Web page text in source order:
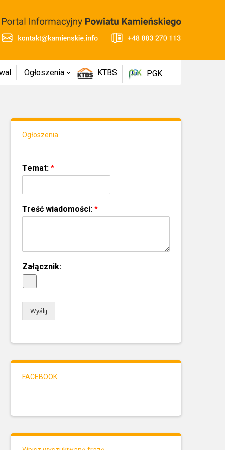
Ogłoszenia KTBS PGK
Ogłoszenia
Temat: *
Treść wiadomości: *
Załącznik:
Wyślij
FACEBOOK